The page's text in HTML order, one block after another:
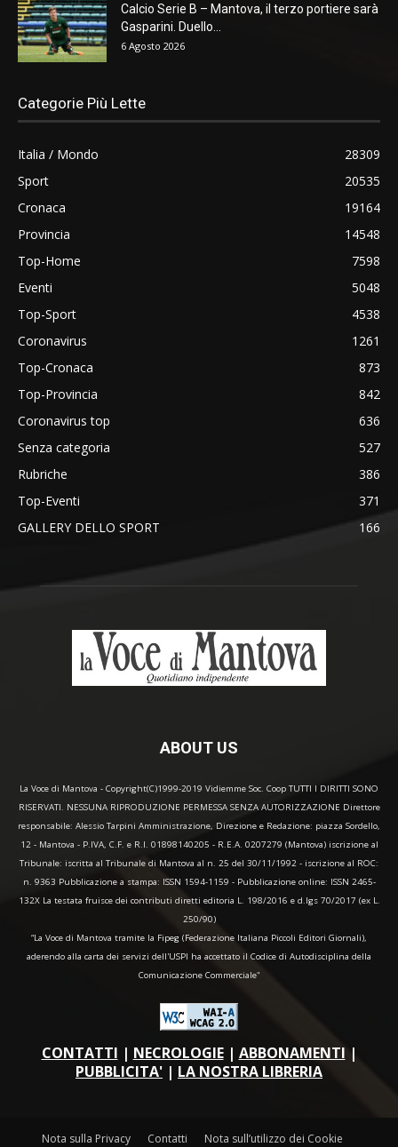
Calcio Serie B – Mantova, il terzo portiere sarà
Gasparini. Duello...
6 Agosto 2026
Categorie Più Lette
Italia / Mondo
28309
Sport
20535
Cronaca
19164
Provincia
14548
Top-Home
7598
Eventi
5048
Top-Sport
4538
Coronavirus
1261
Top-Cronaca
873
Top-Provincia
842
Coronavirus top
636
Senza categoria
527
Rubriche
386
Top-Eventi
371
GALLERY DELLO SPORT
166
ABOUT US
La Voce di Mantova - Copyright(C)1999-2019 Vidiemme Soc. Coop TUTTI I DIRITTI SONO
RISERVATI. NESSUNA RIPRODUZIONE PERMESSA SENZA AUTORIZZAZIONE Direttore
responsabile: Alessio Tarpini Amministrazione, Direzione e Redazione: piazza Sordello,
12 - Mantova - P.IVA, C.F. e R.I. 01898140205 - R.E.A. 0207279 (Mantova) iscrizione al
Tribunale: iscritta al Tribunale di Mantova al n. 25 del 30/11/1992 - iscrizione al ROC:
n. 9363 Pubblicazione a stampa: ISSN 1594-1159 - Pubblicazione online: ISSN 2465-
132X La testata fruisce dei contributi diretti editoria L. 198/2016 e d.lgs 70/2017 (ex L.
250/90)
“La Voce di Mantova tramite la Fipeg (Federazione Italiana Piccoli Editori Giornali),
aderendo alla carta dei servizi dell'USPI ha accettato il Codice di Autodisciplina della
Comunicazione Commerciale"
CONTATTI | NECROLOGIE| ABBONAMENTI |
PUBBLICITA' | LA NOSTRA LIBRERIA
Nota sulla Privacy Contatti Nota sull’utilizzo dei Cookie